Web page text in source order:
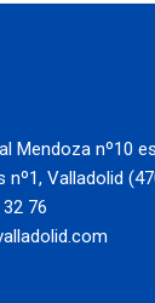
Mendoza nº10
nº1, Valladolid
76